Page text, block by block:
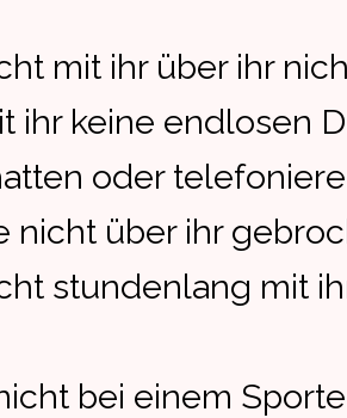
mit ihr über ihr
ihr keine endlosen
oder
nicht über ihr
stundenlang mit
bei einem